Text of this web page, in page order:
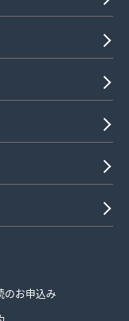
のお申込み